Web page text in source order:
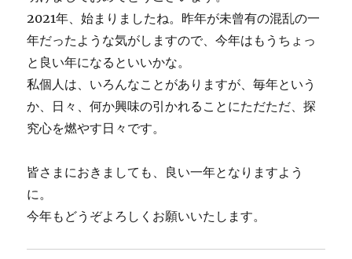
2021年、始まりましたね。昨年が未曾有の混乱の一
年だったような気がしますので、今年はもうちょっ
と良い年になるといいかな。
私個人は、いろんなことがありますが、毎年という
か、日々、何か興味の引かれることにただただ、探
究心を燃やす日々です。
皆さまにおきましても、良い一年となりますよう
に。
今年もどうぞよろしくお願いいたします。